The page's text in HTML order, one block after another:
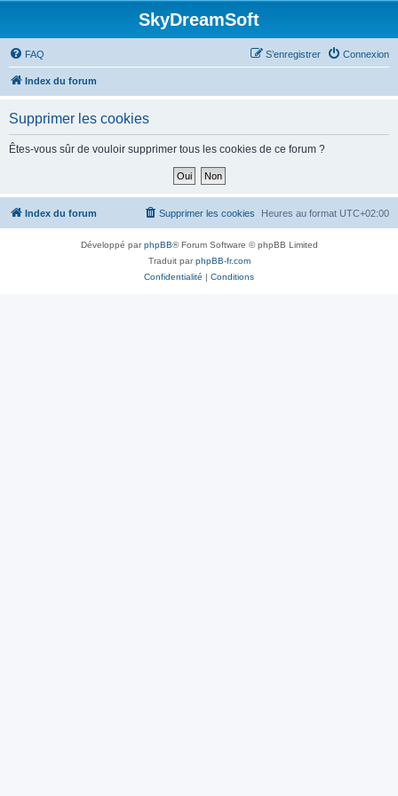
SkyDreamSoft
FAQ Connexion
S’enregistrer
Index du forum
Supprimer les cookies
Êtes-vous sûr de vouloir supprimer tous les cookies de ce forum ?
Index du forum Heures au format UTC+02:00
Supprimer les cookies
Développé parphpBB® Forum Software © phpBB Limited
Traduit parphpBB-fr.com
Confidentialité | Conditions